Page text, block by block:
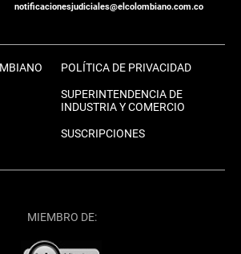
notificacionesjudiciales@elcolombiano.com.co
POLÍTICA DE PRIVACIDAD
SUPERINTENDENCIA DE
INDUSTRIA Y COMERCIO
SUSCRIPCIONES
MIEMBRO DE: